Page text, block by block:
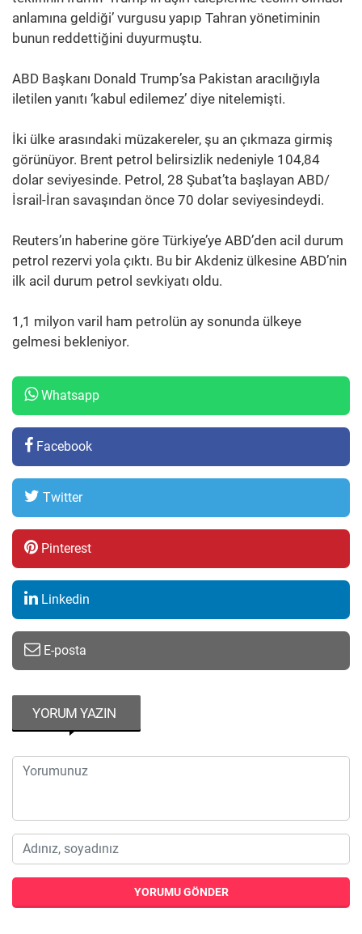
anlamına geldiği’ vurgusu yapıp Tahran yönetiminin
bunun reddettiğini duyurmuştu.
ABD Başkanı Donald Trump’sa Pakistan aracılığıyla
iletilen yanıtı ‘kabul edilemez’ diye nitelemişti.
İki ülke arasındaki müzakereler, şu an çıkmaza girmiş
görünüyor. Brent petrol belirsizlik nedeniyle 104,84
dolar seviyesinde. Petrol, 28 Şubat’ta başlayan ABD/
İsrail-İran savaşından önce 70 dolar seviyesindeydi.
Reuters’ın haberine göre Türkiye’ye ABD’den acil durum
petrol rezervi yola çıktı. Bu bir Akdeniz ülkesine ABD’nin
ilk acil durum petrol sevkiyatı oldu.
1,1 milyon varil ham petrolün ay sonunda ülkeye
gelmesi bekleniyor.
Whatsapp
Facebook
Twitter
Pinterest
Linkedin
E-posta
YORUM YAZIN
YORUMU GÖNDER